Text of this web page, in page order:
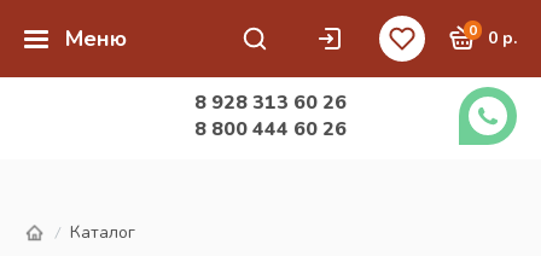
Меню 0 0 р.
8 928 313 60 26
8 800 444 60 26
/ Каталог